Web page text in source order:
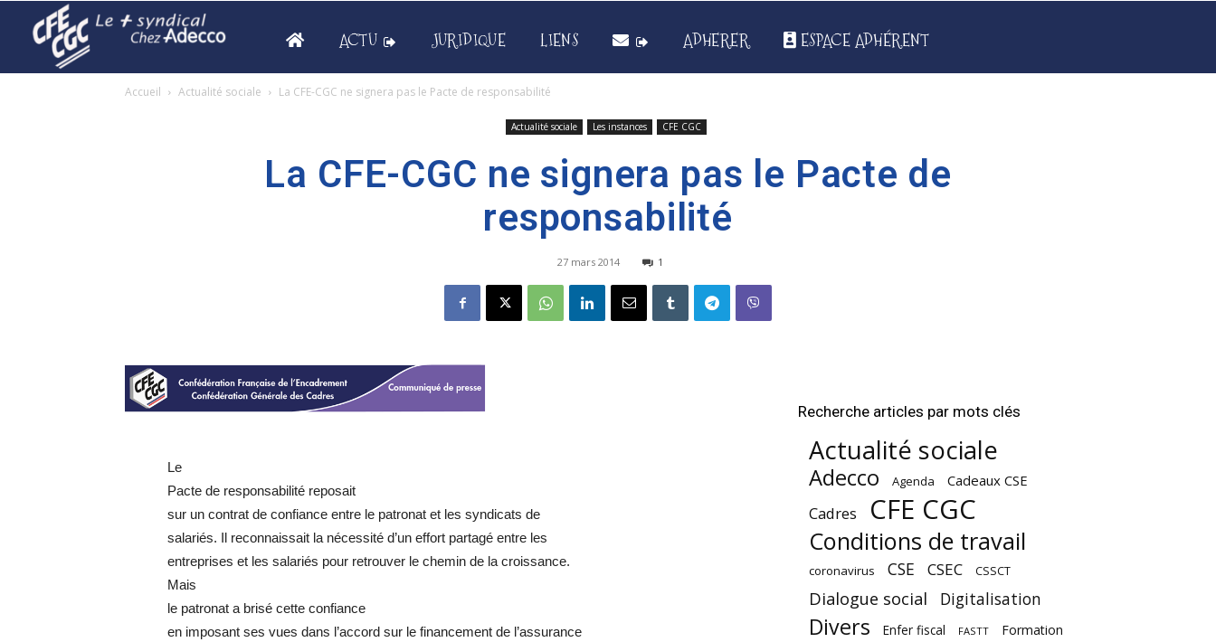
ACTU JURIDIQUE LIENS ADHERER ESPACE ADHÉRENT
Accueil Actualité sociale La CFE-CGC ne signera pas le Pacte de responsabilité
Actualité sociale Les instances CFE CGC
La CFE-CGC ne signera pas le Pacte de
responsabilité
27 mars 2014 1
Le
Pacte de responsabilité reposait
sur un contrat de confiance entre le patronat et les syndicats de
salariés. Il reconnaissait la nécessité d’un effort partagé entre les
entreprises et les salariés pour retrouver le chemin de la croissance.
Mais
le patronat a brisé cette confiance
en imposant ses vues dans l’accord sur le financement de l’assurance
Recherche articles par mots clés
Actualité sociale
Adecco Agenda Cadeaux CSE
Cadres CFE CGC
Conditions de travail
coronavirus CSE CSEC CSSCT
Dialogue social Digitalisation
Divers Enfer fiscal FASTT Formation